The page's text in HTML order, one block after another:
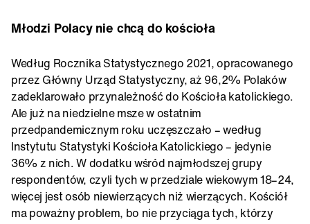
Młodzi Polacy nie chcą do kościoła
Według Rocznika Statystycznego 2021, opracowanego
przez Główny Urząd Statystyczny, aż 96,2% Polaków
zadeklarowało przynależność do Kościoła katolickiego.
Ale już na niedzielne msze w ostatnim
przedpandemicznym roku uczęszczało – według
Instytutu Statystyki Kościoła Katolickiego – jedynie
36% z nich. W dodatku wśród najmłodszej grupy
respondentów, czyli tych w przedziale wiekowym 18–24,
więcej jest osób niewierzących niż wierzących. Kościół
ma poważny problem, bo nie przyciąga tych, którzy